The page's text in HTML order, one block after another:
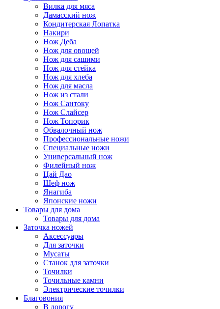
Вилка для мяса
Дамасский нож
Кондитерская Лопатка
Накири
Нож Деба
Нож для овощей
Нож для сашими
Нож для стейка
Нож для хлеба
Нож для масла
Нож из стали
Нож Сантоку
Нож Слайсер
Нож Топорик
Обвалочный нож
Профессиональные ножи
Специальные ножи
Универсальный нож
Филейный нож
Цай Дао
Шеф нож
Янагиба
Японские ножи
Товары для дома
Товары для дома
Заточка ножей
Аксессуары
Для заточки
Мусаты
Станок для заточки
Точилки
Точильные камни
Электрические точилки
Благовония
В дорогу